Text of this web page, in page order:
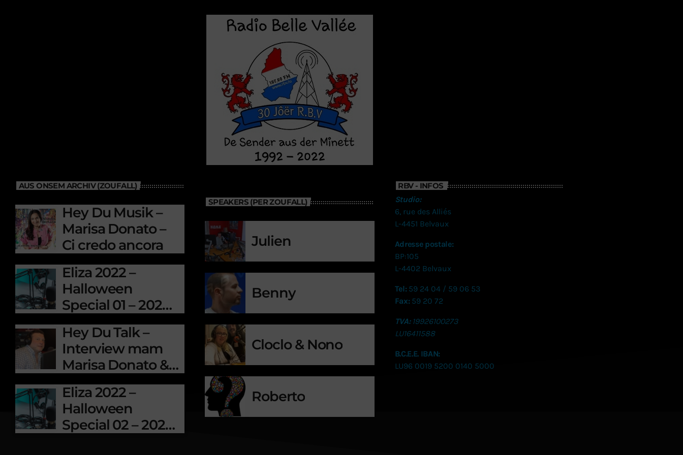
AUS ONSEM ARCHIV (ZOUFALL)
Hey Du Musik –
Marisa Donato –
Ci credo ancora
Eliza 2022 –
Halloween
Special 01 – 2022-
10-31
Hey Du Talk –
Interview mam
Marisa Donato &
Salvatore de
Nardo
Eliza 2022 –
Halloween
Special 02 – 2022-
SPEAKERS (PER ZOUFALL)
Julien
Benny
Cloclo & Nono
Roberto
RBV - INFOS
Studio:
6, rue des Alliés
L-4451 Belvaux
Adresse postale:
BP:105
L-4402 Belvaux
Tel: 59 24 04 / 59 06 53
Fax: 59 20 72
TVA: 19926100273
LU16411588
B.C.E.E. IBAN:
LU96 0019 5200 0140 5000